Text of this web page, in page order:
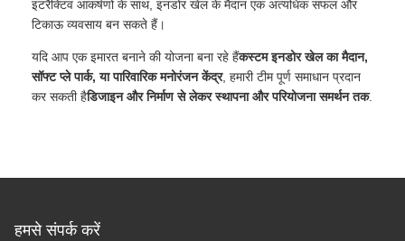
इंटरैक्टिव आकर्षणों के साथ, इनडोर खेल के मैदान एक अत्यधिक सफल और
टिकाऊ व्यवसाय बन सकते हैं।
यदि आप एक इमारत बनाने की योजना बना रहे हैंकस्टम इनडोर खेल का मैदान,
सॉफ्ट प्ले पार्क, या पारिवारिक मनोरंजन केंद्र, हमारी टीम पूर्ण समाधान प्रदान
कर सकती हैडिजाइन और निर्माण से लेकर स्थापना और परियोजना समर्थन तक.
हमसे संपर्क करें